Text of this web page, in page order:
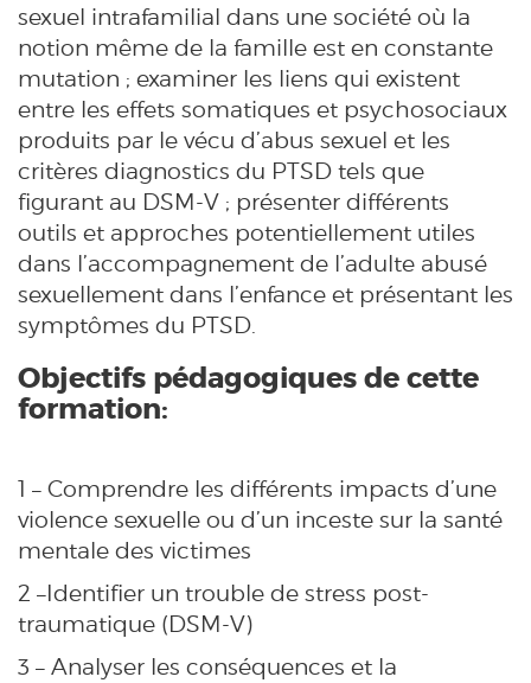
sexuel intrafamilial dans une société où la
notion même de la famille est en constante
mutation ; examiner les liens qui existent
entre les effets somatiques et psychosociaux
produits par le vécu d’abus sexuel et les
critères diagnostics du PTSD tels que
figurant au DSM-V ; présenter différents
outils et approches potentiellement utiles
dans l’accompagnement de l’adulte abusé
sexuellement dans l’enfance et présentant les
symptômes du PTSD.
Objectifs pédagogiques de cette
formation:
1 – Comprendre les différents impacts d’une
violence sexuelle ou d’un inceste sur la santé
mentale des victimes
2 –Identifier un trouble de stress post-
traumatique (DSM-V)
3 – Analyser les conséquences et la